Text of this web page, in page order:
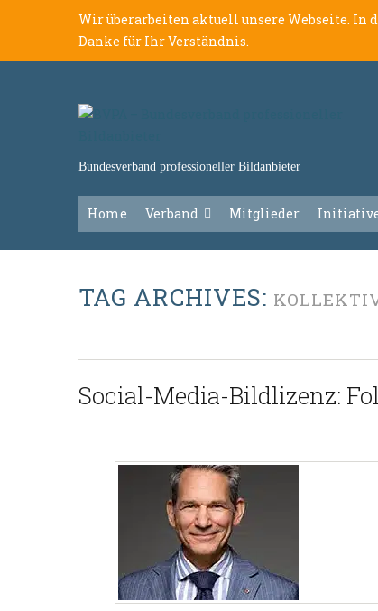
Wir überarbeiten aktuell unsere Webseite.
Danke für Ihr Verständnis.
Bundesverband professioneller Bildanbieter
Home Verband Mitglieder
TAG ARCHIVES:
Social-Media-Bildlizenz: